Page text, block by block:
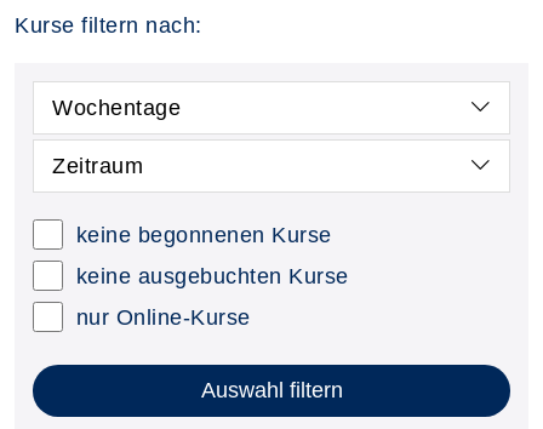
Kurse filtern nach:
Wochentage
Zeitraum
keine begonnenen Kurse
keine ausgebuchten Kurse
nur Online-Kurse
Auswahl filtern